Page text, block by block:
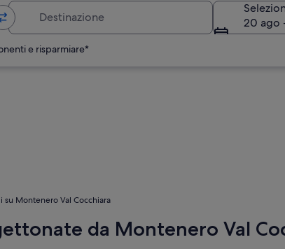
20 ago
e risparmiare*
Montenero Val Cocchiara
da Montenero Val